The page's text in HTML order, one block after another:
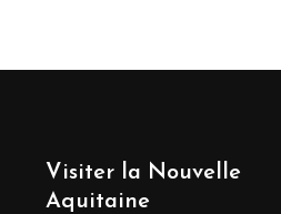
Visiter la Nouvelle
Aquitaine